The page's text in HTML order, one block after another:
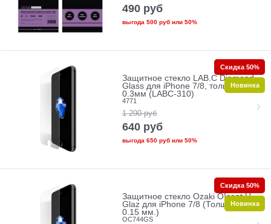
490 руб
выгода 500 рубили 50%
Защитное стекло LAB.C Diamond
Glass для iPhone 7/8, толщина
0.3мм (LABC-310)
4771
1 290 руб
640 руб
выгода 650 рубили 50%
Скидка 50%
Новинка
Защитное стекло Ozaki O!coat U-
Glaz для iPhone 7/8 (Толщина:
0.15 мм.)
OC744GS
Скидка 50%
Новинка